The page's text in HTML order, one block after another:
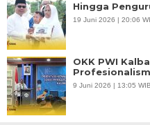
Hingga
19 Juni 2026 | 20:06
OKK PWI
9 Juni 2026 | 13:05 WIB